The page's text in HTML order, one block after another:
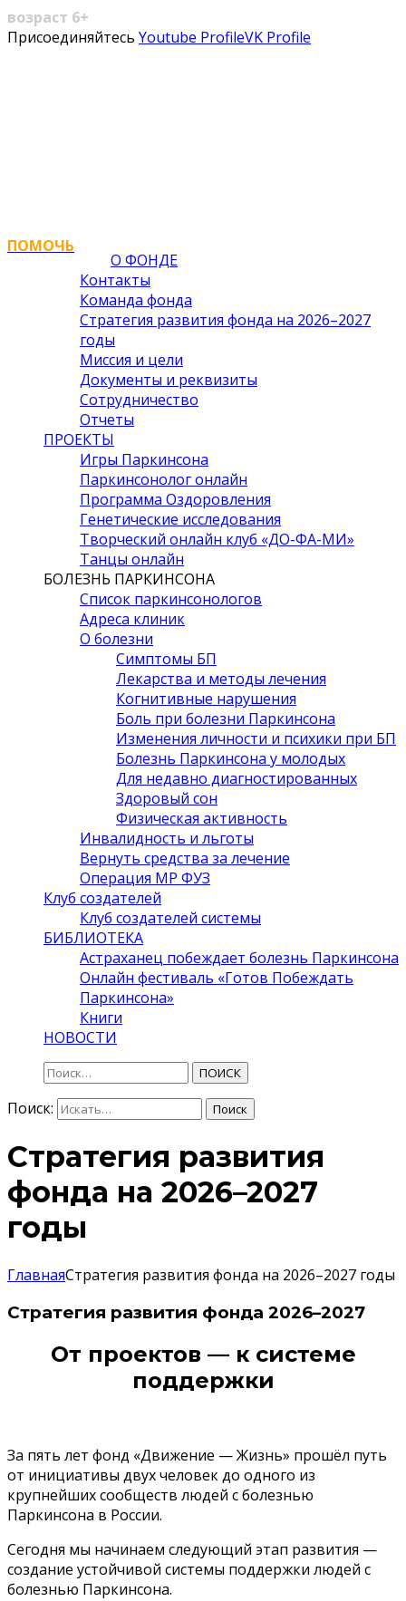
возраст 6+
Присоединяйтесь Youtube ProfileVK Profile
ПОМОЧЬ
О ФОНДЕ
Контакты
Команда фонда
Стратегия развития фонда на 2026–2027
годы
Миссия и цели
Документы и реквизиты
Сотрудничество
Отчеты
ПРОЕКТЫ
Игры Паркинсона
Паркинсонолог онлайн
Программа Оздоровления
Генетические исследования
Творческий онлайн клуб «ДО-ФА-МИ»
Танцы онлайн
БОЛЕЗНЬ ПАРКИНСОНА
Список паркинсонологов
Адреса клиник
О болезни
Симптомы БП
Лекарства и методы лечения
Когнитивные нарушения
Боль при болезни Паркинсона
Изменения личности и психики при БП
Болезнь Паркинсона у молодых
Для недавно диагностированных
Здоровый сон
Физическая активность
Инвалидность и льготы
Вернуть средства за лечение
Операция МР ФУЗ
Клуб создателей
Клуб создателей системы
БИБЛИОТЕКА
Астраханец побеждает болезнь Паркинсона
Онлайн фестиваль «Готов Побеждать
Паркинсона»
Книги
НОВОСТИ
ПОИСК
Поиск: Поиск
Стратегия развития
фонда на 2026–2027
годы
ГлавнаяСтратегия развития фонда на 2026–2027 годы
Стратегия развития фонда 2026–2027
От проектов — к системе
поддержки
За пять лет фонд «Движение — Жизнь» прошёл путь
от инициативы двух человек до одного из
крупнейших сообществ людей с болезнью
Паркинсона в России.
Сегодня мы начинаем следующий этап развития —
создание устойчивой системы поддержки людей с
болезнью Паркинсона.